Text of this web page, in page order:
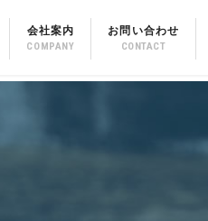
会社案内 お問い合わせ